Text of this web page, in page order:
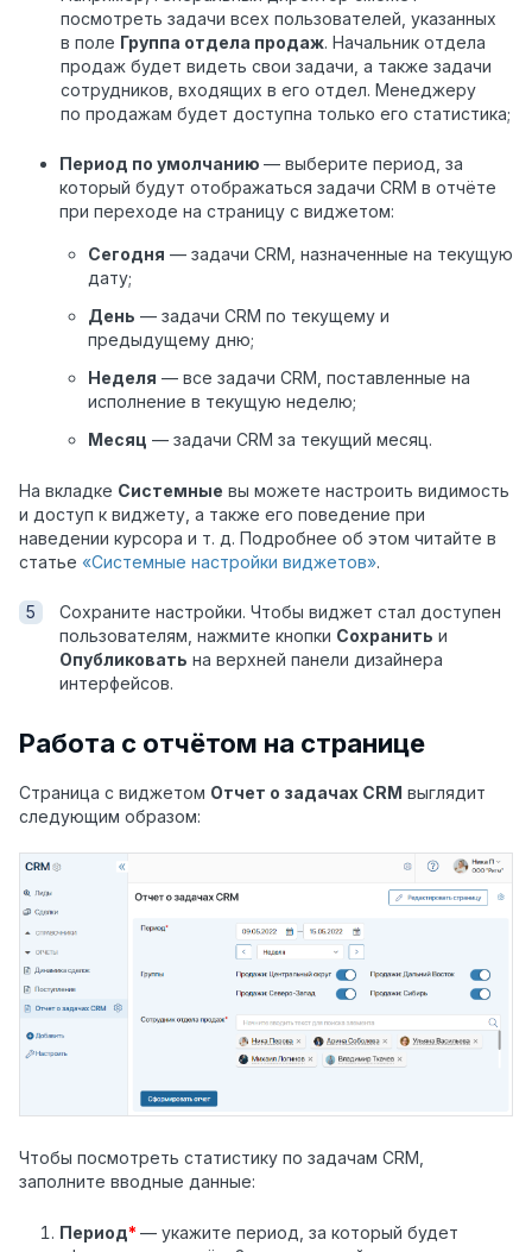
посмотреть задачи всех пользователей, указанных
в поле Группа отдела продаж. Начальник отдела
продаж будет видеть свои задачи, а также задачи
сотрудников, входящих в его отдел. Менеджеру
по продажам будет доступна только его статистика;
Период по умолчанию — выберите период, за
который будут отображаться задачи CRM в отчёте
при переходе на страницу с виджетом:
Сегодня — задачи CRM, назначенные на текущую
дату;
День — задачи CRM по текущему и
предыдущему дню;
Неделя — все задачи CRM, поставленные на
исполнение в текущую неделю;
Месяц — задачи CRM за текущий месяц.
На вкладке Системные вы можете настроить видимость
и доступ к виджету, а также его поведение при
наведении курсора и т. д. Подробнее об этом читайте в
статье «Системные настройки виджетов».
Сохраните настройки. Чтобы виджет стал доступен
пользователям, нажмите кнопки Сохранить и
Опубликовать на верхней панели дизайнера
интерфейсов.
Работа с отчётом на странице
Страница с виджетом Отчет о задачах CRM выглядит
следующим образом:
Чтобы посмотреть статистику по задачам CRM,
заполните вводные данные:
Период* — укажите период, за который будет